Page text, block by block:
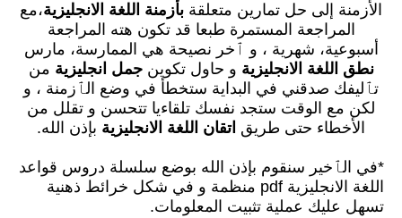
الأزمنة إلى حل تمارين متعلقة بأزمنة اللغة الانجليزية،مع
المراجعة المستمرة طبعا قد تكون هته المراجعة
أسبوعية، شهرية ، و ٱخر نصيحة هي الممارسة، مارس
نطق اللغة الانجليزية و حاول تكوينجمل انجليزية من
تٱليفك صدقني في البداية ستخطأ في وضع الٱزمنة ، و
لكن مع الوقت ستجد نفسك تلقاءيا تتحسن و تقلل من
الأخطاء حتى طريق اتقان اللغة الانجليزية بإذن الله.
*في الٱخير سنقوم بإذن الله بوضع سلسلة دروس قواعد
اللغة الانجليزية pdf منظمة و في شكل خرائط ذهنية
تسهل عليك عملية تثبيت المعلومات.